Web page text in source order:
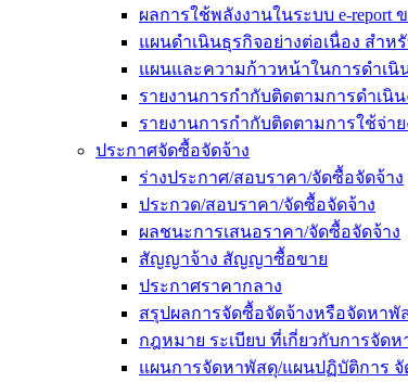
ผลการใช้พลังงานในระบบ e-report
แผนดำเนินธุรกิจอย่างต่อเนื่อง สำ
แผนและความก้าวหน้าในการดำเ
รายงานการกำกับติดตามการดำเนิ
รายงานการกำกับติดตามการใช้จ่า
ประกาศจัดซื้อจัดจ้าง
ร่างประกาศ/สอบราคา/จัดซื้อจัดจ้าง
ประกวด/สอบราคา/จัดซื้อจัดจ้าง
ผลชนะการเสนอราคา/จัดซื้อจัดจ้าง
สัญญาจ้าง สัญญาซื้อขาย
ประกาศราคากลาง
สรุปผลการจัดซื้อจัดจ้างหรือจัดหาพั
กฎหมาย ระเบียบ ที่เกี่ยวกับการจัด
แผนการจัดหาพัสดุ/แผนปฏิบัติการ จั